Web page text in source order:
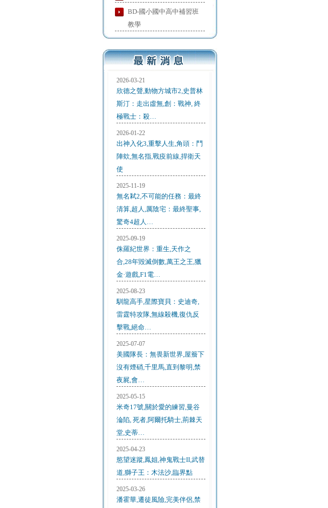
BD-國小國中高中補習班
教學
2026-03-21
欣德之聲,動物方城市2,史普林
斯汀：走出虛無,創：戰神, 終
極戰士：殺…
2026-01-22
出神入化3,重擊人生,角頭：鬥
陣欸,無名指,戰疫前線,捍衛天
使
2025-11-19
無名弒2,不可能的任務：最終
清算,超人,厲陰宅：最終聖事,
驚奇4超人…
2025-09-19
侏羅紀世界：重生,天作之
合,28年毀滅倒數,萬王之王,獵
金·遊戲,F1電…
2025-08-23
馴龍高手,星際寶貝：史迪奇,
雷霆特攻隊,無線殺機,復仇反
擊戰,絕命…
2025-07-07
美國隊長：無畏新世界,屋簷下
沒有煙硝,千里馬,直到黎明,禁
夜屍,會…
2025-05-15
米奇17號,關於愛的練習,曼谷
淪陷, 死者,阿爾托騎士,荊棘天
堂,史蒂…
2025-04-23
慾望迷蹤,鳳姐,神鬼戰士II,武替
道,獅子王：木法沙,臨界點
2025-03-26
潘霍華,遷徒風險,完美伴侶,禁